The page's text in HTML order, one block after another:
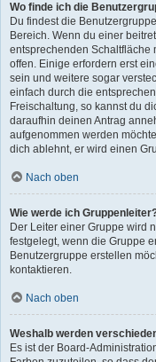
Wo finde ich die
Du findest die
Bereich. Wenn du einer
entsprechenden Schaltfläche
offen. Einige erfordern erst
sein und weitere sogar
einfach durch die
Freischaltung, so kannst du
daraufhin deinen Antrag
aufgenommen werden
dich ablehnt, er wird einen
Nach oben
Wie werde ich
Der Leiter einer Gruppe wird
festgelegt, wenn die Gruppe
Benutzergruppe erstellen
kontaktieren.
Nach oben
Weshalb werden
Es ist der Board-